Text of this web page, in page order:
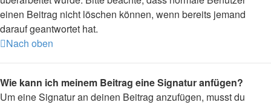
einen Beitrag nicht löschen können, wenn bereits jemand
darauf geantwortet hat.
Nach oben
Wie kann ich meinem Beitrag eine Signatur anfügen?
Um eine Signatur an deinen Beitrag anzufügen, musst du